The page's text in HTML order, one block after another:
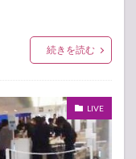
続きを読む
LIVE